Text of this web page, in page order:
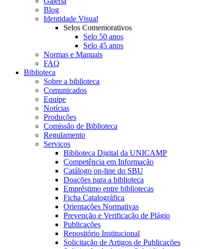
Blog
Identidade Visual
Selos Comemorativos
Selo 50 anos
Selo 45 anos
Normas e Manuais
FAQ
Biblioteca
Sobre a biblioteca
Comunicados
Equipe
Notícias
Produções
Comissão de Biblioteca
Regulamento
Serviços
Biblioteca Digital da UNICAMP
Competência em Informação
Catálogo on-line do SBU
Doações para a biblioteca
Empréstimo entre bibliotecas
Ficha Catalográfica
Orientações Normativas
Prevenção e Verificação de Plágio
Publicações
Repositório Institucional
Solicitação de Artigos de Publicações